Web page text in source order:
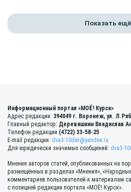
Показать ещё
Информационный портал «МОЁ! Курск»
Адрес редакции: 394049 г. Воронеж, ул.
Главный редактор: Деревяшкин Владислав
Телефон редакции (4722) 33-58-25
E-mail редакции: dva3-10der@yandex.ru
Для юридически значимых сообщений: dva3-
Мнения авторов статей, опубликованных на
размещённых в разделах «Мнения»,
комментариев пользователей к материалам
с позицией редакции портала «МОЁ! Курск».